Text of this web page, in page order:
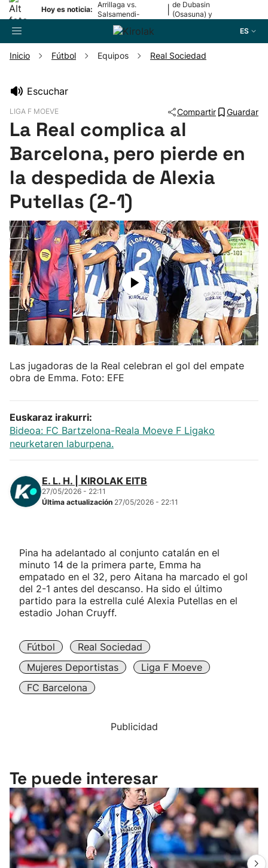
Hoy es noticia:
Arrillaga vs.
Salsamendi-
Bergara y Erasun
vs. Gaminde
de Dubasin
(Osasuna) y
ES
Pelota
Remo
Baloncesto
Ciclismo
Herri-kirolak
Balonmano
Carreras de montaña
Más deportes
"Helmuga"
Inicio Fútbol Equipos Real Sociedad
Escuchar
LIGA F MOEVE Compartir Guardar
La Real complica al
Barcelona, pero pierde en
la despedida de Alexia
Putellas (2-1)
Las jugadoras de la Real celebran el gol del empate
obra de Emma. Foto: EFE
Euskaraz irakurri:
Bideoa: FC Bartzelona-Reala Moeve F Ligako
neurketaren laburpena.
E. L. H. | KIROLAK EITB
27/05/2026 - 22:11
Última actualización 27/05/2026 - 22:11
Pina ha adelantado al conjunto catalán en el
minuto 14 de la primera parte, Emma ha
empatado en el 32, pero Aitana ha marcado el gol
del 2-1 antes del descanso. Ha sido el último
partido para la estrella culé Alexia Putellas en el
estadio Johan Cruyff.
Fútbol
Real Sociedad
Mujeres Deportistas
Liga F Moeve
FC Barcelona
Publicidad
Te puede interesar